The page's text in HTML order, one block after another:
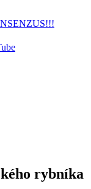
rybníka